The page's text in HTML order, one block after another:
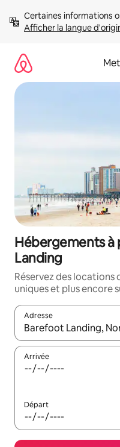
directement
Afficher la langue
Hébergements
Landing
Réservez des locations
uniques et plus encore
Adresse
Lorsque les résultats
Arrivée
Départ